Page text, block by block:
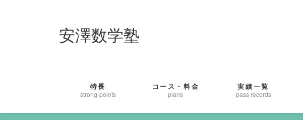
動
安澤数学塾
特長
strong-points
コース・料金
plans
実績一覧
pass records